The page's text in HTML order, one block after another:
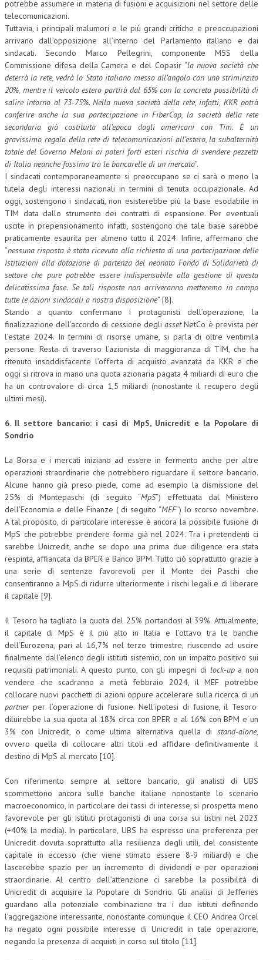
potrebbe assumere in materia di fusioni e acquisizioni nel settore delle
telecomunicazioni.
Tuttavia, i principali malumori e le più grandi critiche e preoccupazioni
arrivano dall’opposizione all’interno del Parlamento italiano e dai
sindacati. Secondo Marco Pellegrini, componente M5S della
Commissione difesa della Camera e del Copasir “la nuova società che
deterrà la rete, vedrà lo Stato italiano messo all’angolo con uno striminzito
20%, mentre il veicolo estero partirà dal 65% con la concreta possibilità di
salire intorno al 73-75%. Nella nuova società della rete, infatti, KKR potrà
conferire anche la sua partecipazione in FiberCop, la società della rete
secondaria già costituita all’epoca dagli americani con Tim. È un
gravissimo regalo della rete di telecomunicazioni all’estero, la subalternità
totale del Governo Meloni ai poteri forti esteri rischia di svendere pezzetti
di Italia neanche fossimo tra le bancarelle di un mercato”.
I sindacati contemporaneamente si preoccupano se ci sarà o meno la
tutela degli interessi nazionali in termini di tenuta occupazionale. Ad
oggi, sostengono i sindacati, non esisterebbe più la base esodabile in
TIM data dallo strumento dei contratti di espansione. Per eventuali
uscite in prepensionamento infatti, sostengono che tale base sarebbe
praticamente esaurita per almeno tutto il 2024. Infine, affermano che
“nessuna risposta è stata ricevuta alla richiesta di una partecipazione delle
Istituzioni alla dotazione di partenza del neonato Fondo di Solidarietà di
settore che pure potrebbe essere indispensabile alla gestione di questa
delicatissima fase. Se tali risposte non arriveranno metteremo in campo
tutte le azioni sindacali a nostra disposizione” [8].
Stando a quanto confermano i protagonisti dell’operazione, la
finalizzazione dell’accordo di cessione degliassetNetCo è prevista per
l’estate 2024. In termini di risorse umane, si parla di oltre ventimila
persone. Resta di traverso l’azionista di maggioranza di TIM, che ha
ritenuto insoddisfacente l’offerta di acquisto avanzata da KKR e che
oggi si ritrova in mano una quota azionaria pagata 4 miliardi di euro che
ha un controvalore di circa 1,5 miliardi (nonostante il recupero degli
ultimi mesi).
6. Il settore bancario: i casi di MpS, Unicredit e la Popolare di
Sondrio
La Borsa e i mercati iniziano ad essere in fermento anche per altre
operazioni straordinarie che potrebbero riguardare il settore bancario.
Alcune hanno già preso piede, come ad esempio la dismissione del
25% di Montepaschi (di seguito “MpS”) effettuata dal Ministero
dell’Economia e delle Finanze ( di seguito “MEF”) lo scorso novembre.
A tal proposito, di particolare interesse è ancora la possibile fusione di
MpS che potrebbe prendere forma già nel 2024. Tra i pretendenti ci
sarebbe Unicredit, anche se dopo una prima due diligence era stata
respinta, affiancata da BPER e Banco BPM. Tutto ciò soprattutto grazie a
una serie di sentenze favorevoli per il Monte dei Paschi che
consentiranno a MpS di ridurre ulteriormente i rischi legali e di liberare
il capitale [9].
Il Tesoro ha tagliato la quota del 25% portandosi al 39%. Attualmente,
il capitale di MpS è il più alto in Italia e l’ottavo tra le banche
dell’Eurozona, pari al 16,7% nel terzo trimestre, riuscendo ad uscire
finalmente dall’elenco degli istituti sistemici, con un impatto positivo sui
requisiti patrimoniali. A questo punto, con gli impegni di lock-upa non
vendere che scadranno a metà febbraio 2024, il MEF potrebbe
collocare nuovi pacchetti di azioni oppure accelerare sulla ricerca di un
partnerper l’operazione di fusione. Nell’ipotesi di fusione, il Tesoro
diluirebbe la sua quota al 18% circa con BPER e al 16% con BPM e un
3% con Unicredit, o come ultima alternativa quella di stand-alone,
ovvero quella di collocare altri titoli ed affidare definitivamente il
destino di MpS al mercato [10].
Con riferimento sempre al settore bancario, gli analisti di UBS
scommettono ancora sulle banche italiane nonostante lo scenario
macroeconomico, in particolare dei tassi di interesse, si prospetta meno
favorevole per gli istituti protagonisti di una corsa sui listini nel 2023
(+40% la media). In particolare, UBS ha espresso una preferenza per
Unicredit dovuta soprattutto alla resilienza degli utili, del consistente
capitale in eccesso (che viene stimato essere 8-9 miliardi) e che
lascerebbe spazio per un incremento di dividendi e per operazioni
straordinarie. Al centro dell’attenzione ci sarebbe la possibilità di
Unicredit di acquisire la Popolare di Sondrio. Gli analisi di Jefferies
guardano alla potenziale combinazione tra i due istituti definendo
l’aggregazione interessante, nonostante comunque il CEO Andrea Orcel
ha negato ogni possibile interesse di Unicredit in tale operazione,
negando la presenza di acquisti in corso sul titolo [11].